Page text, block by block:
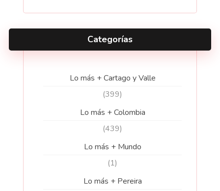
Categorías
Lo más + Cartago y Valle
(399)
Lo más + Colombia
(439)
Lo más + Mundo
(1)
Lo más + Pereira